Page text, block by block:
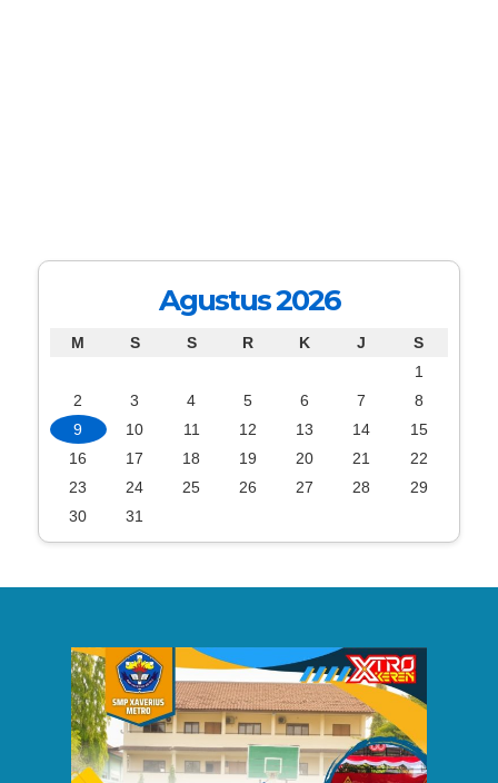
Agustus 2026
M S S R K J
S
1
2
3 4 5 6 7
8
9
10 11 12 13 14
15
16
17 18 19 20 21
22
23
24 25 26 27 28
29
30
31